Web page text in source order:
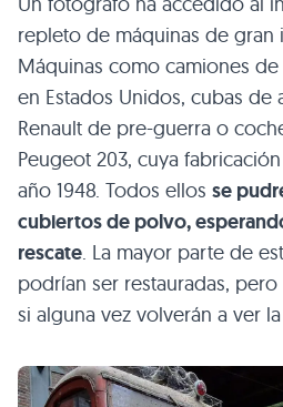
repleto de máquinas de gran
Máquinas como camiones
en Estados Unidos, cubas de
Renault de pre-guerra o
Peugeot 203, cuya
año 1948. Todos ellos se
cubiertos de polvo,
rescate. La mayor parte de
podrían ser restauradas,
si alguna vez volverán a ver